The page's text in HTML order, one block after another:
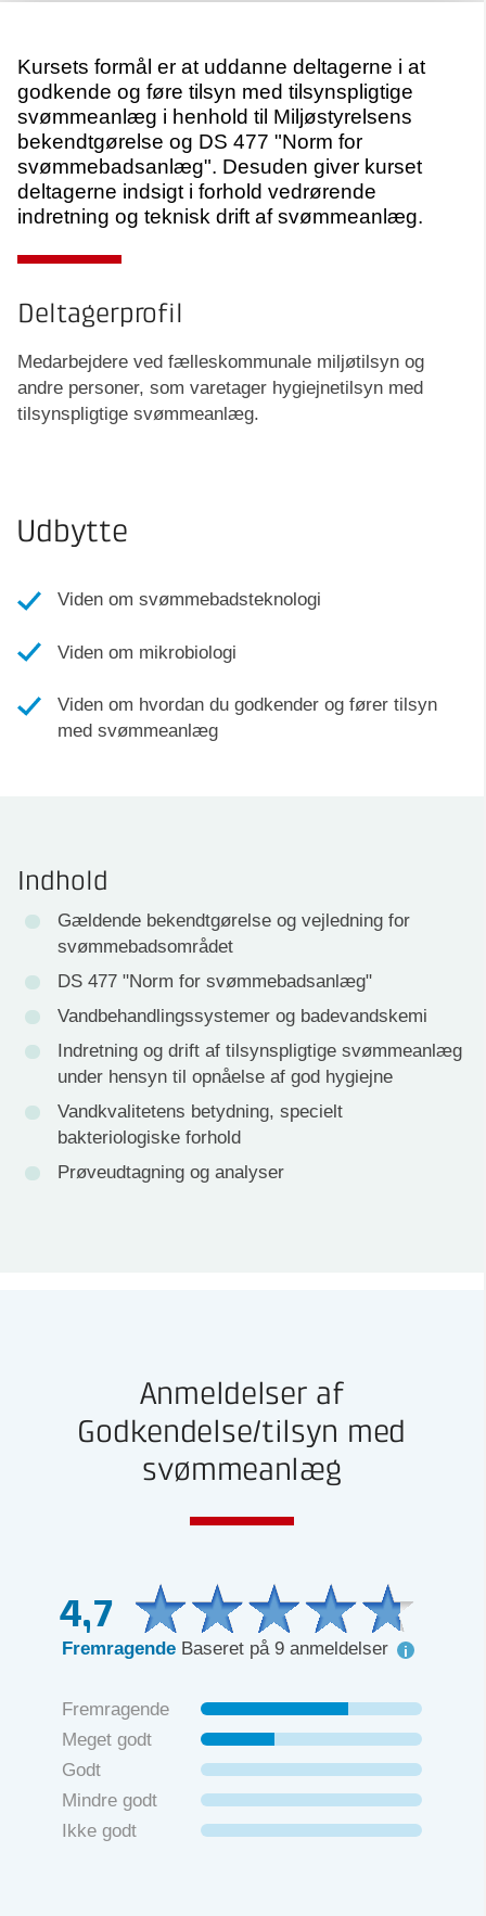
Kursets formål er at uddanne deltagerne i at
godkende og føre tilsyn med tilsynspligtige
svømmeanlæg i henhold til Miljøstyrelsens
bekendtgørelse og DS 477 "Norm for
svømmebadsanlæg". Desuden giver kurset
deltagerne indsigt i forhold vedrørende
indretning og teknisk drift af svømmeanlæg.
Deltagerprofil
Medarbejdere ved fælleskommunale miljøtilsyn og
andre personer, som varetager hygiejnetilsyn med
tilsynspligtige svømmeanlæg.
Udbytte
Viden om svømmebadsteknologi
Viden om mikrobiologi
Viden om hvordan du godkender og fører tilsyn
med svømmeanlæg
Indhold
Gældende bekendtgørelse og vejledning for
svømmebadsområdet
DS 477 "Norm for svømmebadsanlæg"
Vandbehandlingssystemer og badevandskemi
Indretning og drift af tilsynspligtige svømmeanlæg
under hensyn til opnåelse af god hygiejne
Vandkvalitetens betydning, specielt
bakteriologiske forhold
Prøveudtagning og analyser
Anmeldelser af
Godkendelse/tilsyn med
svømmeanlæg
4,7
Fremragende Baseret på 9 anmeldelser
Fremragende
Meget godt
Godt
Mindre godt
Ikke godt